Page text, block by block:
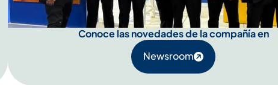
Conoce las novedades de la compañía en
Newsroom